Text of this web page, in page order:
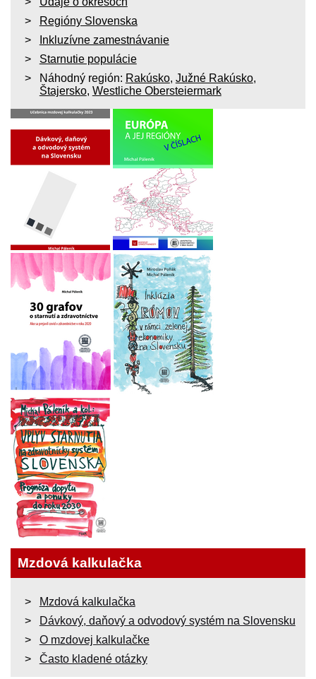
Regióny Slovenska
Inkluzívne zamestnávanie
Starnutie populácie
Náhodný región: Rakúsko, Južné Rakúsko,
Štajersko, Westliche Obersteiermark
Mzdová kalkulačka
Mzdová kalkulačka
Dávkový, daňový a odvodový systém na Slovensku
O mzdovej kalkulačke
Často kladené otázky